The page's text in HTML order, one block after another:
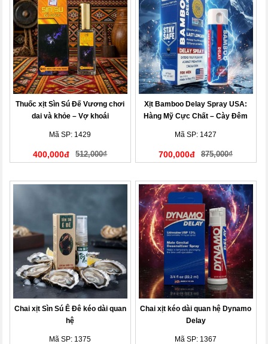
Thuốc xịt Sìn Sú Đế Vương chơi
dai và khỏe – Vợ khoái
Mã SP: 1429
400,000đ 512,000₫
Xịt Bamboo Delay Spray USA:
Hàng Mỹ Cực Chất – Cày Đêm
Mã SP: 1427
700,000đ 875,000₫
Chai xịt Sìn Sú Ê Đê kéo dài quan
hệ
Mã SP: 1375
Chai xịt kéo dài quan hệ Dynamo
Delay
Mã SP: 1367